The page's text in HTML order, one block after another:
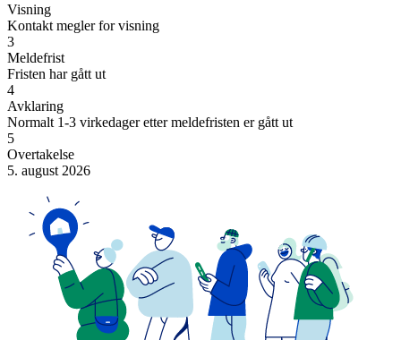
Visning
Kontakt megler for visning
3
Meldefrist
Fristen har gått ut
4
Avklaring
Normalt 1-3 virkedager etter meldefristen er gått ut
5
Overtakelse
5. august 2026